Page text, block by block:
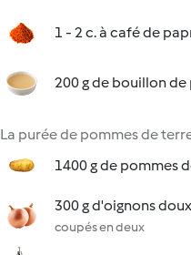
1 - 2 c. à café de
200 g de bouillon de
La purée de pommes de
1400 g de pommes
300 g d'oignons doux
coupés en deux